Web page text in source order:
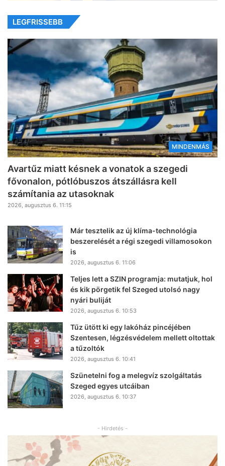
LEGFRISSEBB
MINDENMÁS
Avartűz miatt késnek a vonatok a szegedi
fővonalon, pótlóbuszos átszállásra kell
számítania az utasoknak
2026, augusztus 6. 11:15
Már tesztelik az új klíma-technológia
beszerelését a régi szegedi villamosokon
is
2026, augusztus 6. 11:06
Teljes lett a SZIN programja: mutatjuk, hol
és kik pörgetik fel Szeged utolsó nagy
nyári buliját
2026, augusztus 6. 10:53
Tűz ütött ki egy lakóház pincéjében
Szentesen, légzésvédelem mellett oltottak
a tűzoltók
2026, augusztus 6. 10:41
Szünetelni fog a melegvíz szolgáltatás
Szeged egyes utcáiban
2026, augusztus 6. 10:37
- Hirdetés -